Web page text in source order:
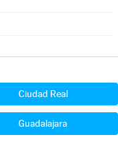
Ciudad Real
Guadalajara